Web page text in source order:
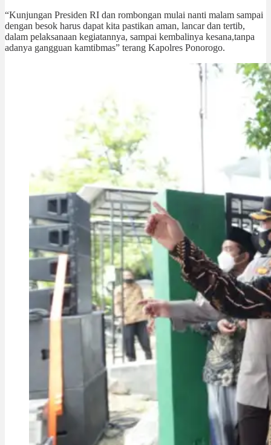
“Kunjungan Presiden RI dan rombongan mulai nanti malam sampai
dengan besok harus dapat kita pastikan aman, lancar dan tertib,
dalam pelaksanaan kegiatannya, sampai kembalinya kesana,tanpa
adanya gangguan kamtibmas” terang Kapolres Ponorogo.